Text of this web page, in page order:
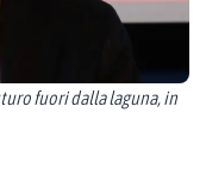
fuori dalla laguna, in